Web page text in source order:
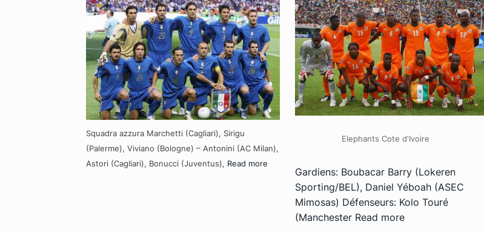
Squadra azzura Marchetti (Cagliari), Sirigu
(Palerme), Viviano (Bologne) – Antonini (AC Milan),
Astori (Cagliari), Bonucci (Juventus), Read more
Elephants Cote d'Ivoire
Gardiens: Boubacar Barry (Lokeren
Sporting/BEL), Daniel Yéboah (ASEC
Mimosas) Défenseurs: Kolo Touré
(Manchester Read more